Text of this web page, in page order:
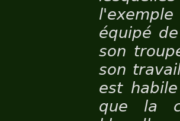
équipé
son
son
est
que la